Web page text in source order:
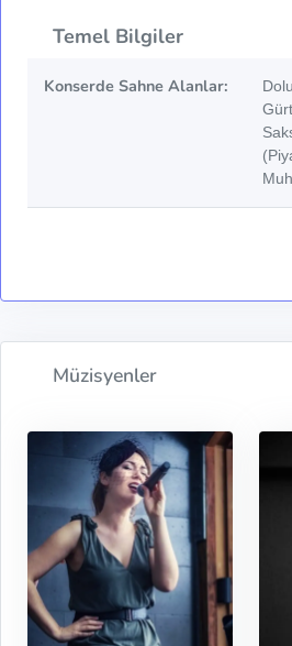
Temel Bilgiler
Konserde Sahne Alanlar:
Müzisyenler